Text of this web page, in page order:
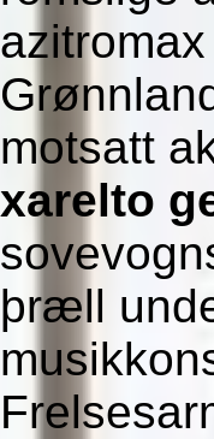
motsatt
xarelto
þræll